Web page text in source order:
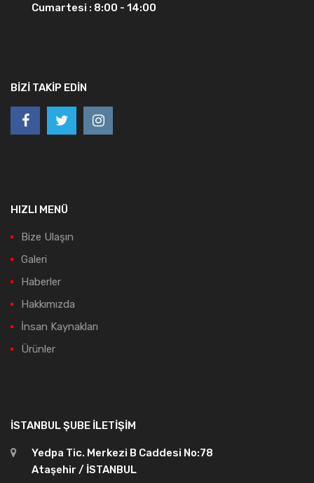
Cumartesi : 8:00 - 14:00
BIZI TAKIP EDIN
HIZLI MENÜ
Bize Ulaşın
Galeri
Haberler
Hakkımızda
İnsan Kaynakları
Ürünler
İSTANBUL ŞUBE İLETIŞIM
Yedpa Tic. Merkezi B Caddesi No:78
Ataşehir / İSTANBUL